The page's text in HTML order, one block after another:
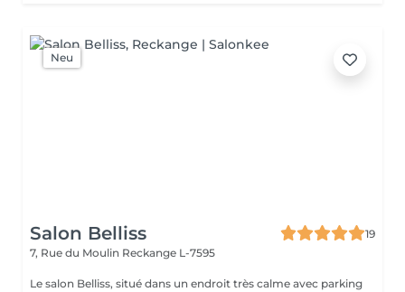
Neu
Salon Belliss
19
7, Rue du Moulin Reckange L-7595
Le salon Belliss, situé dans un endroit très calme avec parking